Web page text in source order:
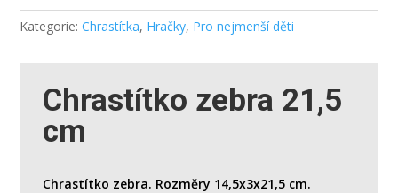
Kategorie:Chrastítka, Hračky, Pro nejmenší děti
Chrastítko zebra 21,5
cm
Chrastítko zebra. Rozměry 14,5x3x21,5 cm.